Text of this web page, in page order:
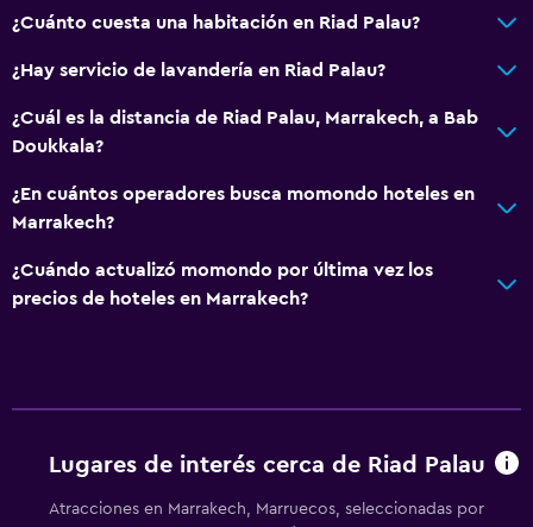
¿Cuánto cuesta una habitación en Riad Palau?
¿Hay servicio de lavandería en Riad Palau?
¿Cuál es la distancia de Riad Palau, Marrakech, a Bab
Doukkala?
¿En cuántos operadores busca momondo hoteles en
Marrakech?
¿Cuándo actualizó momondo por última vez los
precios de hoteles en Marrakech?
Lugares de interés cerca de Riad Palau
Atracciones en Marrakech, Marruecos, seleccionadas por